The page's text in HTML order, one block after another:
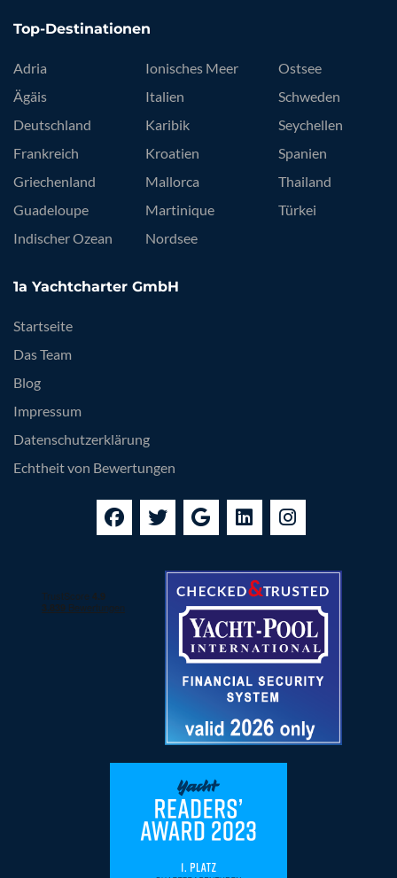
Top-Destinationen
Adria
Ägäis
Deutschland
Frankreich
Griechenland
Guadeloupe
Indischer Ozean
Ionisches Meer
Italien
Karibik
Kroatien
Mallorca
Martinique
Nordsee
Ostsee
Schweden
Seychellen
Spanien
Thailand
Türkei
1a Yachtcharter GmbH
Startseite
Das Team
Blog
Impressum
Datenschutzerklärung
Echtheit von Bewertungen